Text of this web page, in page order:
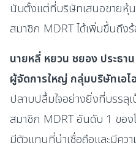
นับตั้งแต่ที่บริษัทเสนอขายหุ้
สมาชิก MDRT ได้เพิ่มขึ้นถึง
นายหลี่ หยวน ชยอง ประธา
ผู้จัดการใหญ่ กลุ่มบริษัทเอไ
ปลาบปลื้มใจอย่างยิ่งที่บรรลุ
สมาชิก MDRT อันดับ 1 ขอ
มีตัวแทนที่น่าเชื่อถือและมีค